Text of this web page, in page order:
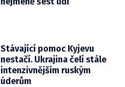
Stávající pomoc Kyjevu
nestačí. Ukrajina čelí stále
intenzivnějším ruským
úderům